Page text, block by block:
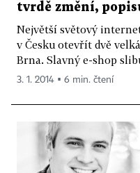
tvrdě změní,
Největší světový
v Česku otevřít dvě
Brna. Slavný e-shop
3. 1. 2014 ▪ 6 min. čtení